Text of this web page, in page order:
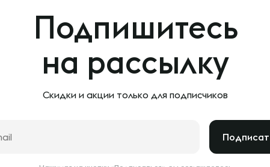
Подпишитесь
на рассылку
Скидки и акции только для подписчиков